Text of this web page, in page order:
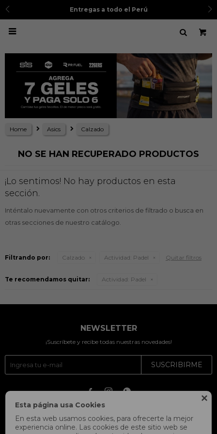

Esta página usa Cookies
En esta web usamos cookies, para ofrecerte la mejor
experiencia online. Las cookies de este sitio web se
Entregas a todo el Perú

Home Asics Calzado
NO SE HAN RECUPERADO PRODUCTOS
¡Lo sentimos! No hay productos en esta
sección.
Inténtalo nuevamente con otros criterios de filtrado o busca en
otras secciones de nuestro catálogo.
Filtrando por: Calzado Actividad: Padel Quitar filtros
Te recomendamos quitar: Actividad: Padel
NEWSLETTER
¡Suscríbete y recibe todas nuestras novedades!
SUSCRIBIRME
  